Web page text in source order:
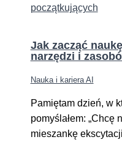
Jak zacząć
narzędzi i
Nauka i kariera AI
Pamiętam dzień, w
pomyślałem: „Chcę
mieszankę